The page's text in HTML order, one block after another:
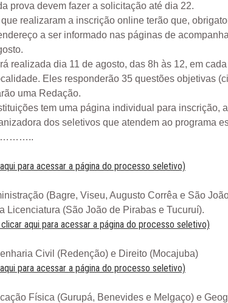
prova devem fazer a solicitação até dia 22.
realizaram a inscrição online terão que,
a ser informado nas páginas de
realizada dia 11 de agosto, das 8h às 12, em
Eles responderão 35 questões objetivas
uma Redação.
tem uma página individual para
dos seletivos que atendem ao programa
para acessar a página do processo seletivo)
(Bagre, Viseu, Augusto Corrêa e São
Licenciatura (São João de Pirabas e Tucuruí).
aqui para acessar a página do processo seletivo)
Civil (Redenção) e Direito (Mocajuba)
para acessar a página do processo seletivo)
Física (Gurupá, Benevides e Melgaço) e